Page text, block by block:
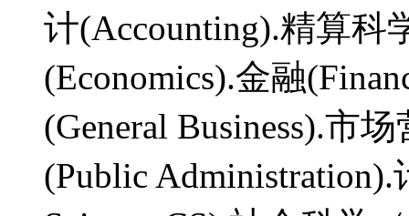
计(Accounting).精算科
(Economics).金融
(General Business).市
(Public